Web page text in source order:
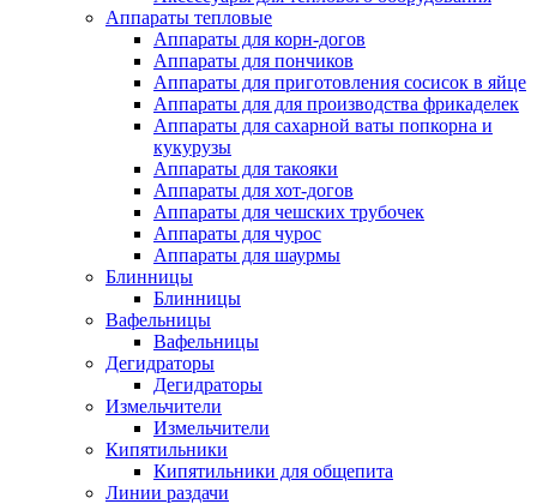
Аппараты тепловые
Аппараты для корн-догов
Аппараты для пончиков
Аппараты для приготовления сосисок в яйце
Аппараты для для производства фрикаделек
Аппараты для сахарной ваты попкорна и
кукурузы
Аппараты для такояки
Аппараты для хот-догов
Аппараты для чешских трубочек
Аппараты для чурос
Аппараты для шаурмы
Блинницы
Блинницы
Вафельницы
Вафельницы
Дегидраторы
Дегидраторы
Измельчители
Измельчители
Кипятильники
Кипятильники для общепита
Линии раздачи